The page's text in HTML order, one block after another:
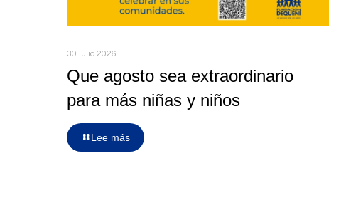
30 julio 2026
Que agosto sea extraordinario
para más niñas y niños
Lee más